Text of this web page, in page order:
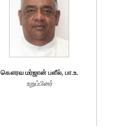
கௌரவ மர்ஜான் பளீல், பா.உ.
உறுப்பினர்